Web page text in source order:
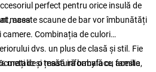
perfect pentru orice insulă de
masa.
aceste scaune de bar vor îmbunătăți
Combinația de culori
dvs. un plus de clasă și stil. Fie
de o masă informală cu familia,
metalic și țesătură babyface, aceste